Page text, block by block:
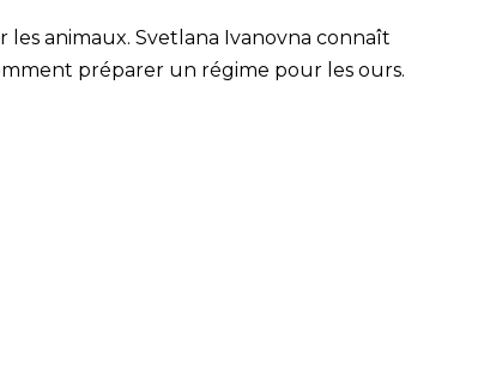
animaux. Svetlana Ivanovna connaît
préparer un régime pour les ours.